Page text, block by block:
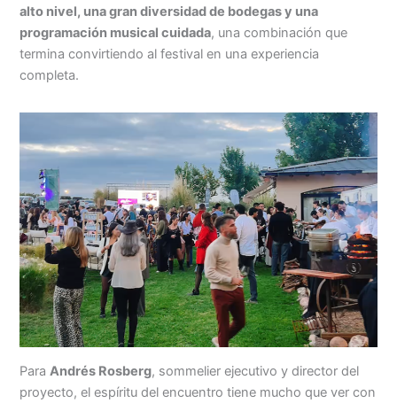
alto nivel, una gran diversidad de bodegas y una
programación musical cuidada, una combinación que
termina convirtiendo al festival en una experiencia
completa.
ParaAndrés Rosberg, sommelier ejecutivo y director del
proyecto, el espíritu del encuentro tiene mucho que ver con